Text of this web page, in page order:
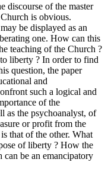
discourse of the master
is obvious.
may be displayed as an
one. How can this
teaching of the Church ?
liberty ? In order to find
question, the paper
and
such a logical and
of the
as the psychoanalyst, of
or profit from the
that of the other. What
of liberty ? How the
can be an emancipatory